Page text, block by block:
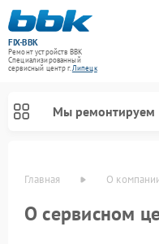
FIX-BBK
Ремонт устройств BBK
Специализированный
cервисный центр г.Липецк
Мы ремонтируем
Главная О
О сервисном